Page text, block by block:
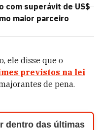
com superávit de US$
maior parceiro
ele disse que o
previstos na lei
de pena.
dentro das últimas